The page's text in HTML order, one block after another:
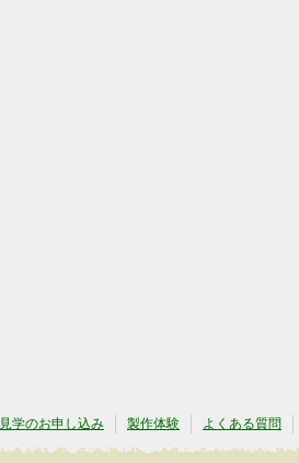
見学のお申し込み 製作体験 よくある質問